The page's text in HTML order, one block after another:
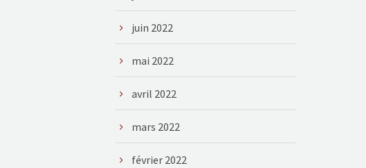
juin 2022
mai 2022
avril 2022
mars 2022
février 2022